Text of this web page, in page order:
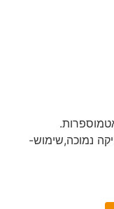
נמוכה,שימוש-